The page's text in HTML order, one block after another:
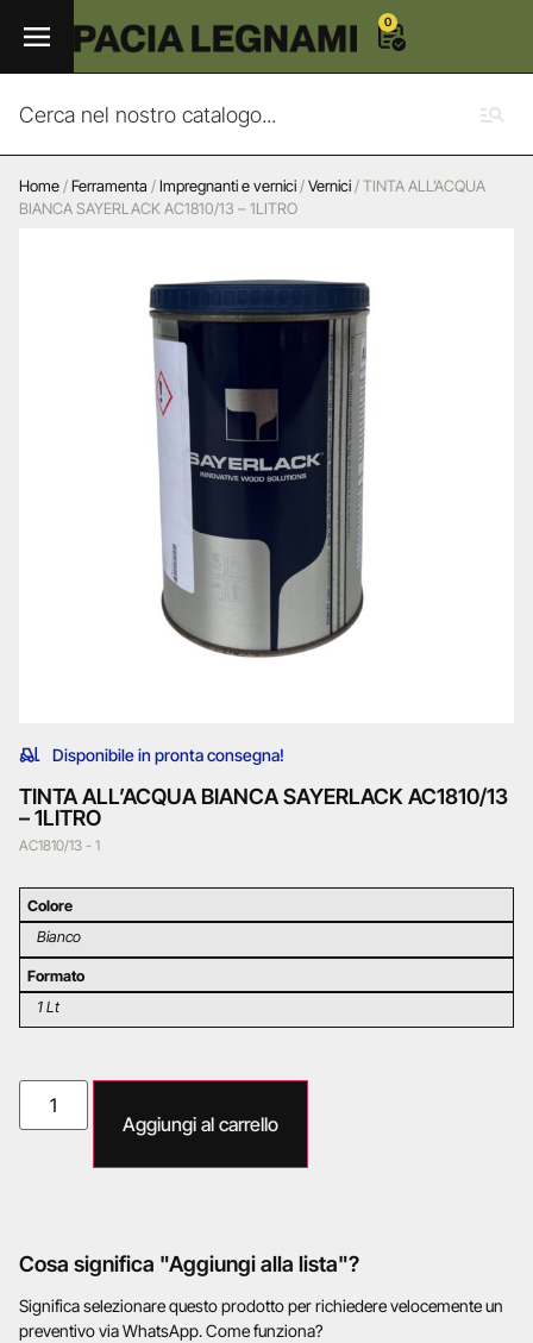
0
Home/Ferramenta /Impregnanti e vernici/Vernici/ TINTA ALL’ACQUA
BIANCA SAYERLACK AC1810/13 – 1LITRO
Disponibile in pronta consegna!
TINTA ALL’ACQUA BIANCA SAYERLACK AC1810/13
– 1LITRO
AC1810/13 - 1
Colore
Bianco
Formato
1 Lt
Aggiungi al carrello
Cosa significa "Aggiungi alla lista"?
Significa selezionare questo prodotto per richiedere velocemente un
preventivo via WhatsApp. Come funziona?